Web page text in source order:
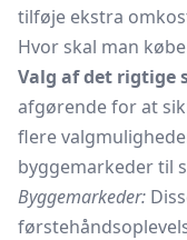
tilføje ekstra
Hvor skal man
Valg af det rigtige
afgørende for at
flere
byggemarkeder til
Byggemarkeder: